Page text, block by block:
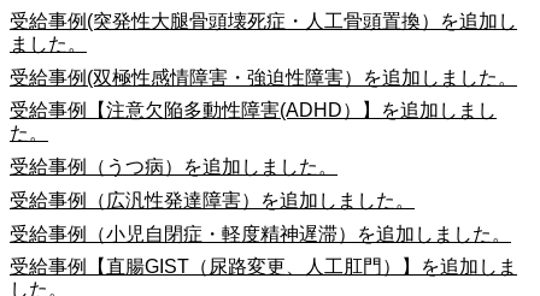
受給事例(突発性大腿骨頭壊死症・人工骨頭置換）を追加し
ました。
受給事例(双極性感情障害・強迫性障害）を追加しました。
受給事例【注意欠陥多動性障害(ADHD）】を追加しまし
た。
受給事例（うつ病）を追加しました。
受給事例（広汎性発達障害）を追加しました。
受給事例（小児自閉症・軽度精神遅滞）を追加しました。
受給事例【直腸GIST（尿路変更、人工肛門）】を追加しま
した。